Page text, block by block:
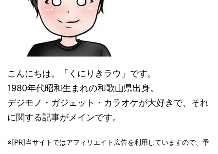
こんにちは。「くにりきラウ」です。
1980年代昭和生まれの和歌山県出身。
デジモノ・ガジェット・カラオケが大好きで、それ
に関する記事がメインです。
※[PR]当サイトではアフィリエイト広告を利用していますので、予